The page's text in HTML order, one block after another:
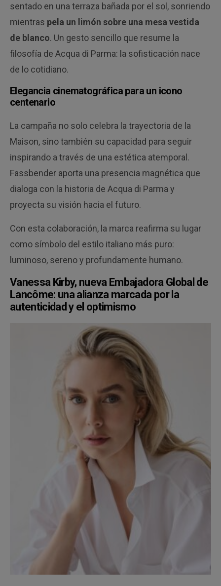
sentado en una terraza bañada por el sol, sonriendo
mientras pela un limón sobre una mesa vestida
de blanco. Un gesto sencillo que resume la
filosofía de Acqua di Parma: la sofisticación nace
de lo cotidiano.
Elegancia cinematográfica para un icono
centenario
La campaña no solo celebra la trayectoria de la
Maison, sino también su capacidad para seguir
inspirando a través de una estética atemporal.
Fassbender aporta una presencia magnética que
dialoga con la historia de Acqua di Parma y
proyecta su visión hacia el futuro.
Con esta colaboración, la marca reafirma su lugar
como símbolo del estilo italiano más puro:
luminoso, sereno y profundamente humano.
Vanessa Kirby, nueva Embajadora Global de
Lancôme: una alianza marcada por la
autenticidad y el optimismo